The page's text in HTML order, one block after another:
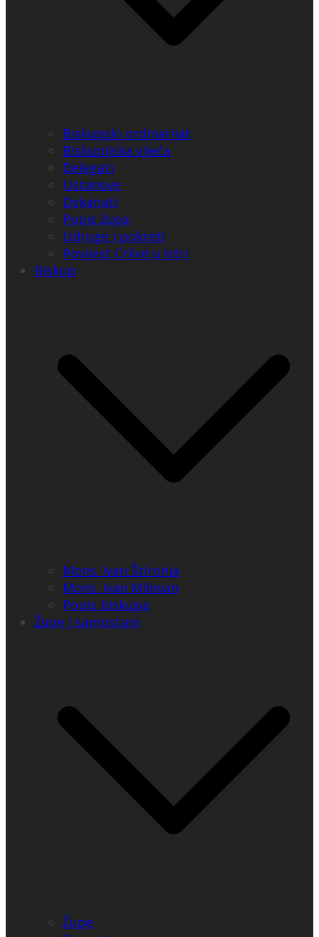
Biskupski ordinarijat
Biskupijska vijeća
Delegati
Ustanove
Dekanati
Popis župa
Udruge i pokreti
Povijest Crkve u Istri
Biskup
Mons. Ivan Štironja
Mons. Ivan Milovan
Popis biskupa
Župe i samostani
Župe